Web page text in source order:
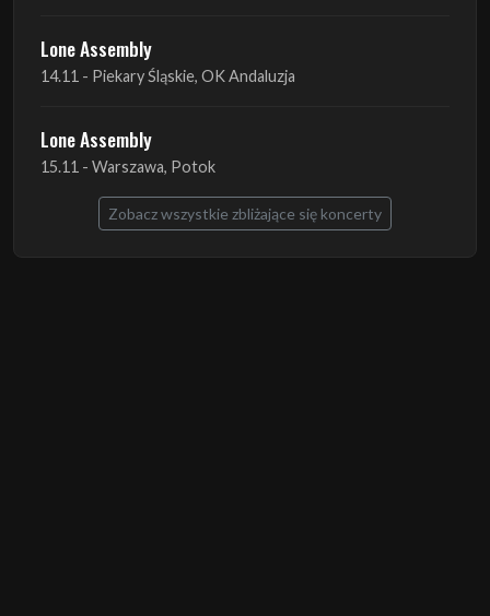
Lone Assembly
15.11 - Warszawa, Potok